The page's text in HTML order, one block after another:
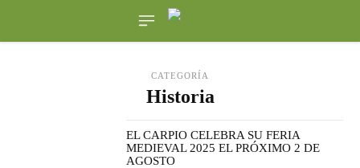
CATEGORÍA
Historia
EL CARPIO CELEBRA SU FERIA
MEDIEVAL 2025 EL PRÓXIMO 2 DE
AGOSTO